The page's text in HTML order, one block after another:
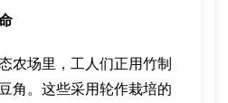
农场里，工人们正用竹制
角。这些采用轮作栽培的